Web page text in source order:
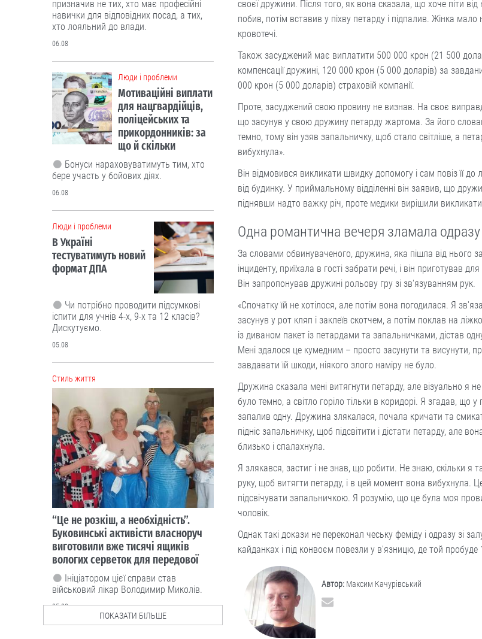
своєї дружини. Після того, як вона сказала, що хоче піти від
побив, потім вставив у піхву петарду і підпалив. Жінка мало
кровотечі.
Також засуджений має виплатити 500 000 крон (21 500
компенсації дружині, 120 000 крон (5 000 доларів) за
000 крон (5 000 доларів) страховій компанії.
Проте, засуджений свою провину не визнав. На своє
що засунув у свою дружину петарду жартома. За його
темно, тому він узяв запальничку, щоб стало світліше, а
вибухнула».
Він відмовився викликати швидку допомогу і сам повіз її до
від будинку. У приймальному відділенні він заявив, що
піднявши надто важку річ, проте медики вирішили викликати
Одна романтична вечеря зламала одразу
За словами обвинуваченого, дружина, яка пішла від нього за
інциденту, приїхала в гості забрати речі, і він приготував
Він запропонував дружині рольову гру зі зв'язуванням рук.
«Спочатку їй не хотілося, але потім вона погодилася. Я
засунув у рот кляп і заклеїв скотчем, а потім поклав на
із диваном пакет із петардами та запальничками, дістав одну
Мені здалося це кумедним – просто засунути та висунути,
завдавати їй шкоди, ніякого злого наміру не було.
Дружина сказала мені витягнути петарду, але візуально я не
було темно, а світло горіло тільки в коридорі. Я згадав, що
запалив одну. Дружина злякалася, почала кричати та
підніс запальничку, щоб підсвітити і дістати петарду, але
близько і спалахнула.
Я злякався, застиг і не знав, що робити. Не знаю, скільки я
руку, щоб витягти петарду, і в цей момент вона вибухнула.
підсвічувати запальничкою. Я розумію, що це була моя
чоловік.
Однак такі докази не переконал чеську феміду і одразу зі
кайданках і під конвоєм повезли у в'язницю, де той пробуде
Автор: Максим Качурівський
призначив не тих, хто має професійні
навички для відповідних посад, а тих,
хто лояльний до влади.
06.08
Люди і проблеми
Мотиваційні виплати
для нацгвардійців,
поліцейських та
прикордонників: за
що й скільки
Бонуси нараховуватимуть тим, хто
бере участь у бойових діях.
06.08
Люди і проблеми
В Україні
тестуватимуть новий
формат ДПА
Чи потрібно проводити підсумкові
іспити для учнів 4-х, 9-х та 12 класів?
Дискутуємо.
05.08
Cтиль життя
“Це не розкіш, а необхідність”.
Буковинські активісти власноруч
виготовили вже тисячі ящиків
вологих серветок для передової
Ініціатором цієї справи став
військовий лікар Володимир Миколів.
05.08
ПОКАЗАТИ БІЛЬШЕ